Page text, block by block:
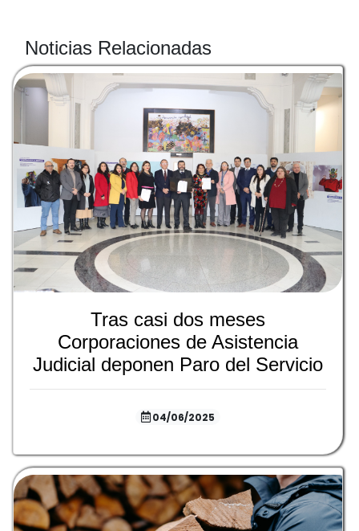
Noticias Relacionadas
Tras casi dos meses
Corporaciones de Asistencia
Judicial deponen Paro del Servicio
04/06/2025